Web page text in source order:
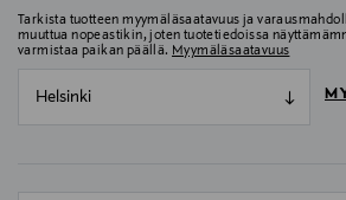
Tarkista tuotteen myymäläsaatavuus ja
muuttua nopeastikin, joten tuotetiedoissa
varmistaa paikan päällä. Myymäläsaatavuus
Helsinki